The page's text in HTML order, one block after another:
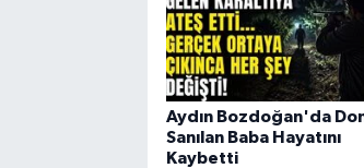
Aydın Bozdoğan'da
Sanılan Baba Hayatını
Kaybetti